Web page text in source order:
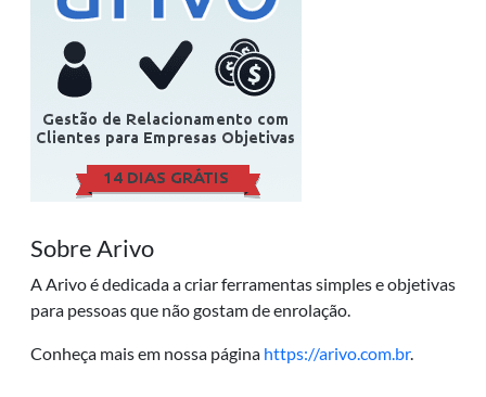
Sobre Arivo
A Arivo é dedicada a criar ferramentas simples e objetivas
para pessoas que não gostam de enrolação.
Conheça mais em nossa página https://arivo.com.br.